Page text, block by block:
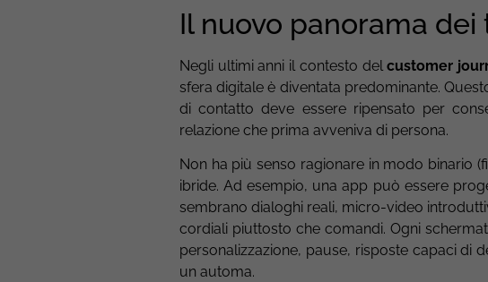
Il nuovo panorama
Negli ultimi anni il contesto delcustomer
sfera digitale è diventata predominante.
di contatto deve essere ripensato per
relazione che prima avveniva di persona.
Non ha più senso ragionare in modo binario
ibride. Ad esempio, una app può essere
sembrano dialoghi reali, micro-video
cordiali piuttosto che comandi. Ogni
personalizzazione, pause, risposte capaci di
un automa.